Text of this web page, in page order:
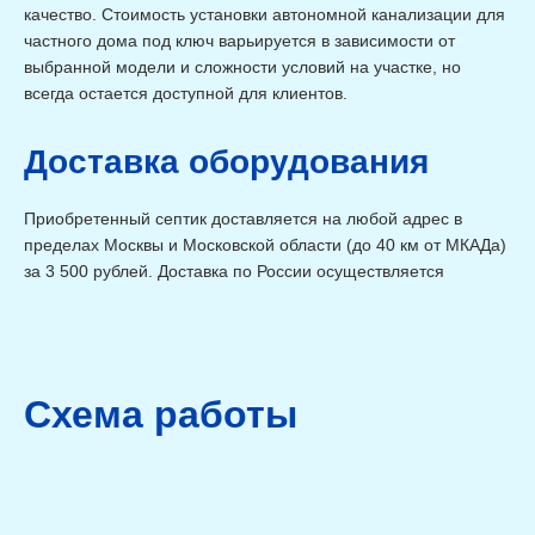
50мм (включая
Монтаж колодца Ж/Б
Наименование Ед.измерения
Стоимость
Монтаж колодца Ж/Б с
Монтаж колодца Ж/Б с
крышкой и люком 2
шт от 36 430 ₽
Внутренние монтажные работы
Наименование Ед.измерения
Стоимость
Установка ванны
Установка ванны с
Установка душевой
кабины с радио доп.
качество. Стоимость установки автономной канализации для
частного дома под ключ варьируется в зависимости от
выбранной модели и сложности условий на участке, но
всегда остается доступной для клиентов.
Доставка оборудования
Приобретенный септик доставляется на любой адрес в
пределах Москвы и Московской области (до 40 км от МКАДа)
за 3 500 рублей. Доставка по России осуществляется
Схема работы